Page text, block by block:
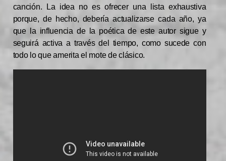
canción. La idea no es ofrecer una lista exhaustiva
porque, de hecho, debería actualizarse cada año, ya
que la influencia de la poética de este autor sigue y
seguirá activa a través del tiempo, como sucede con
todo lo que amerita el mote de clásico.